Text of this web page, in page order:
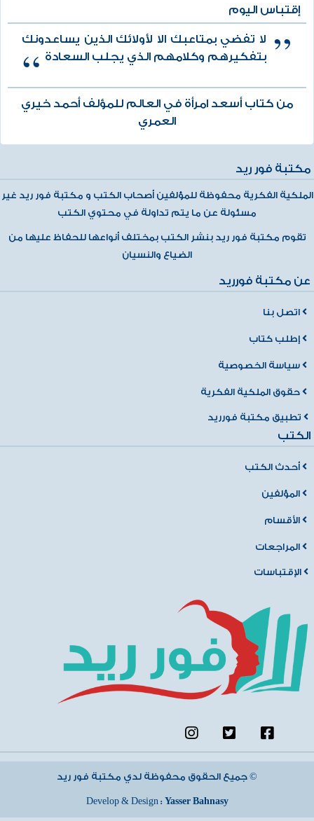
إقتباس اليوم
لا تفضي بمتاعبك الا لأولائك الذين يساعدونك
بتفكيرهم وكلامهم الذي يجلب السعادة
من كتاب أسعد امرأة في العالم للمؤلف أحمد خيري
العمري
مكتبة فور ريد
الملكية الفكرية محفوظة للمؤلفين أصحاب الكتب و مكتبة فور ريد غير
مسئولة عن ما يتم تداولة في محتوي الكتب
تقوم مكتبة فور ريد بنشر الكتب بمختلف أنواعها للحفاظ عليها من
الضياع والنسيان
عن مكتبة فورريد
اتصل بنا
إطلب كتاب
سياسة الخصوصية
حقوق الملكية الفكرية
تطبيق مكتبة فورريد
الكتب
أحدث الكتب
المؤلفين
الأقسام
المراجعات
الإقتباسات
جميع الحقوق محفوظة لدي مكتبة فور ريد ©
Develop & Design : Yasser Bahnasy